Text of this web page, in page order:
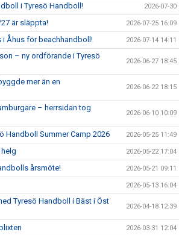
i Tyresö Handboll! 2026-07-30
är släppta! 2026-07-25 16:09
Åhus för beachhandboll! 2026-07-14 14:11
– ny ordförande i Tyresö
2026-06-27 18:45
mer än en
2026-06-22 18:15
– herrsidan tog
2026-06-10 10:09
Handboll Summer Camp 2026 2026-05-25 11:49
2026-05-22 17:04
årsmöte! 2026-05-21 09:11
2026-05-13 16:04
Tyresö Handboll i Bäst i Öst
2026-04-18 12:39
2026-03-31 12:04